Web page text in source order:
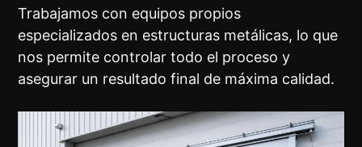
Trabajamos con equipos propios
especializados en estructuras metálicas, lo que
nos permite controlar todo el proceso y
asegurar un resultado final de máxima calidad.